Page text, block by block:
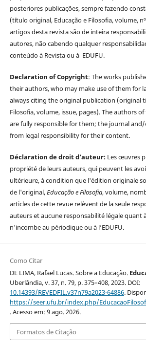
posteriores publicações, sempre fazendo
(título original, Educação e Filosofia, volume,
artigos desta revista são de inteira
autores, não cabendo qualquer
conteúdo à Revista ou à EDUFU.
Declaration of Copyright: The works
their authors, who may make use of them for
always citing the original publication (original
Filosofia, volume, issue, pages). The authors
are fully responsible for them; the journal
from legal responsibility for their content.
Déclaration de droit d’auteur: Les œuvres
propriété de leurs auteurs, qui peuvent les
ultérieure, à condition que l'édition originale
de l'original,Educação e Filosofia, volume,
articles de cette revue relèvent de la seule
auteurs et aucune responsabilité légale quant
n'incombe au périodique ou à l’EDUFU.
Como Citar
DE LIMA, Rafael Lucas. Sobre a Educação.
Uberlândia, v. 37, n. 79, p. 375–408, 2023. DOI:
10.14393/REVEDFIL.v37n79a2023-64886.
https://seer.ufu.br/index.php/
. Acesso em: 9 ago. 2026.
Formatos de Citação